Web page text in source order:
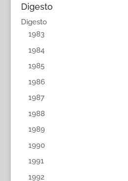
Digesto
Digesto
1983
1984
1985
1986
1987
1988
1989
1990
1991
1992